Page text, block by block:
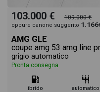
103.000 € 109.000 €
oppure canone suggerito 1.166
AMG GLE
coupe amg 53 amg line
grigio automatico
Pronta consegna
ibrido automatico